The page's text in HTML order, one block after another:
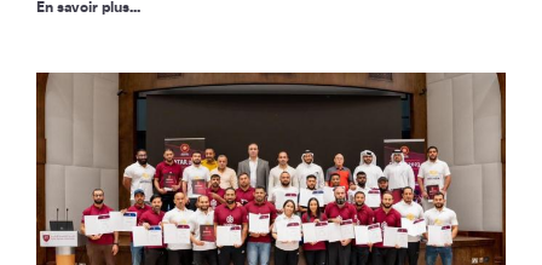
En savoir plus...